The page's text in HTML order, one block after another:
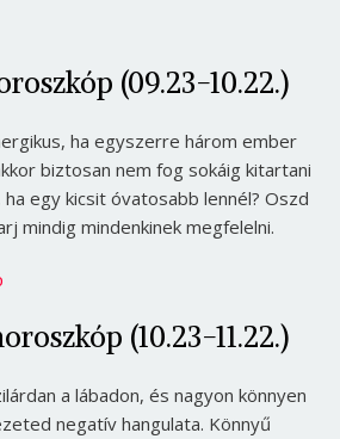
(09.23-10.22.)
ha egyszerre három ember
biztosan nem fog sokáig kitartani
egy kicsit óvatosabb lennél? Oszd
mindig mindenkinek megfelelni.
(10.23-11.22.)
a lábadon, és nagyon könnyen
negatív hangulata. Könnyű